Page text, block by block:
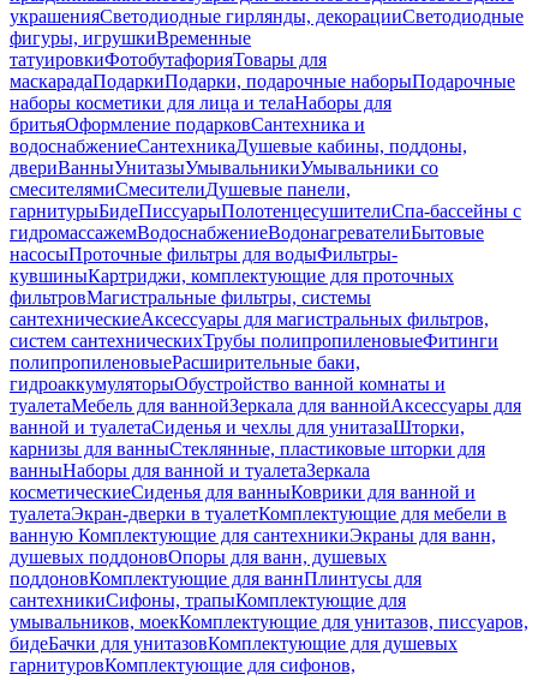
украшенияСветодиодные гирлянды, декорацииСветодиодные
фигуры, игрушкиВременные
татуировкиФотобутафорияТовары для
маскарадаПодаркиПодарки, подарочные наборыПодарочные
наборы косметики для лица и телаНаборы для
бритьяОформление подарковСантехника и
водоснабжениеСантехникаДушевые кабины, поддоны,
двериВанныУнитазыУмывальникиУмывальники со
смесителямиСмесителиДушевые панели,
гарнитурыБидеПиссуарыПолотенцесушителиСпа-бассейны с
гидромассажемВодоснабжениеВодонагревателиБытовые
насосыПроточные фильтры для водыФильтры-
кувшиныКартриджи, комплектующие для проточных
фильтровМагистральные фильтры, системы
сантехническиеАксессуары для магистральных фильтров,
систем сантехническихТрубы полипропиленовыеФитинги
полипропиленовыеРасширительные баки,
гидроаккумуляторыОбустройство ванной комнаты и
туалетаМебель для ваннойЗеркала для ваннойАксессуары для
ванной и туалетаСиденья и чехлы для унитазаШторки,
карнизы для ванныСтеклянные, пластиковые шторки для
ванныНаборы для ванной и туалетаЗеркала
косметическиеСиденья для ванныКоврики для ванной и
туалетаЭкран-дверки в туалетКомплектующие для мебели в
ванную Комплектующие для сантехникиЭкраны для ванн,
душевых поддоновОпоры для ванн, душевых
поддоновКомплектующие для ваннПлинтусы для
сантехникиСифоны, трапыКомплектующие для
умывальников, моекКомплектующие для унитазов, писсуаров,
бидеБачки для унитазовКомплектующие для душевых
гарнитуровКомплектующие для сифонов,